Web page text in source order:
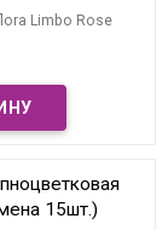
Limbo Rose
15шт.)